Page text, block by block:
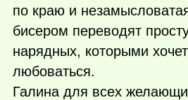
по краю и
бисером переводят
нарядных, которыми
любоваться.
Галина для всех